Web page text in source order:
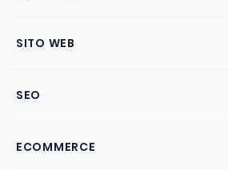
SITO WEB
SEO
ECOMMERCE